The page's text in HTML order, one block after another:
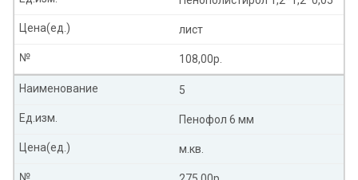
лист
Цена(ед.)
108,00р.
№
5
Наименование
Пенофол 6 мм
Ед.изм.
м.кв.
Цена(ед.)
№